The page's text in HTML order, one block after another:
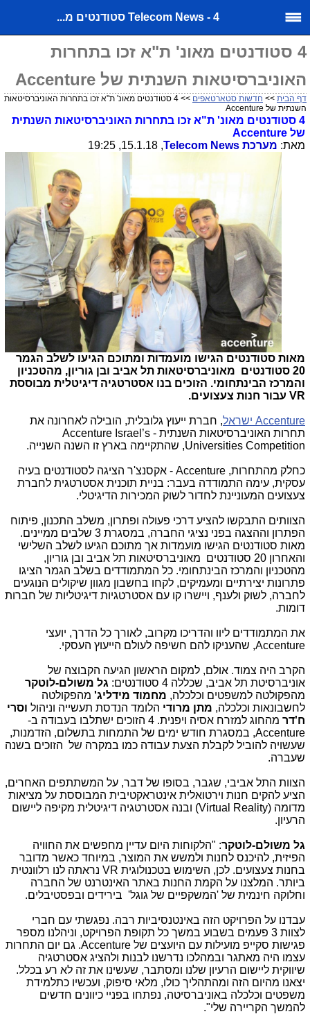
Telecom News - 4 סטודנטים מ...
4 סטודנטים מאונ' ת"א זכו בתחרות
האוניברסיטאות השנתית של Accenture
דף הבית >> חדשות סטארטאפים
>> 4 סטודנטים מאונ' ת"א זכו בתחרות האוניברסיטאות
השנתית של Accenture
4 סטודנטים מאונ' ת"א זכו בתחרות האוניברסיטאות השנתית
של Accenture
מאת: מערכת Telecom News
, 15.1.18, 19:25
מאות סטודנטים הגישו מועמדות ומתוכם הגיעו לשלב הגמר
20 סטודנטים מאוניברסיטאות תל אביב ובן גוריון, מהטכניון
והמרכז הבינתחומי. הזוכים בנו אסטרטגיה דיגיטלית מבוססת
VR עבור חנות צעצועים.
Accenture ישראל, חברת ייעוץ גלובלית, הובילה לאחרונה את
תחרות האוניברסיטאות השנתית - Accenture Israel’s
Universities Competition, שהתקיימה בארץ זו השנה השנייה.
כחלק מהתחרות, Accenture - אקסנצ'ר הציגה לסטודנטים בעיה
עסקית, עימה התמודדה בעבר: בניית תוכנית אסטרטגית לחברת
צעצועים המעוניינת לחדור לשוק המכירות הדיגיטלי.
הצוותים התבקשו להציע דרכי פעולה ופתרון, משלב התכנון, פיתוח
הפתרון וההצגה בפני נציגי החברה, במסגרת 3 שלבים ממיינים.
מאות סטודנטים הגישו מועמדות אך מתוכם הגיעו לשלב השלישי
והאחרון 20 סטודנטים מאוניברסיטאות תל אביב ובן גוריון,
מהטכניון והמרכז הבינתחומי. כל המתמודדים בשלב הגמר הציגו
פתרונות יצירתיים ומעמיקים, לקחו בחשבון מגוון שיקולים הנוגעים
לחברה, לשוק ולענף, ויישרו קו עם אסטרטגיות דיגיטליות של חברות
דומות.
את המתמודדים ליוו והדריכו מקרוב, לאורך כל הדרך, יועצי
Accenture, שהעניקו להם חשיפה לעולם הייעוץ העסקי.
הקרב היה צמוד. אולם, למקום הראשון הגיעה הקבוצה של
אוניברסיטת תל אביב, שכללה 4 סטודנטים:
גל משולם-לוטקר
מהפקולטה למשפטים וכלכלה, מחמוד מידליג' מהפקולטה
לחשבונאות וכלכלה, מתן מרודי הלומד הנדסת תעשייה וניהול וסרי
ח'דר מהחוג למזרח אסיה ויפנית. 4 הזוכים ישתלבו בעבודה ב-
Accenture, במסגרת חודש ימים של התמחות בתשלום, הזדמנות,
שעשויה להוביל לקבלת הצעת עבודה כמו במקרה של הזוכים בשנה
שעברה.
הצוות התל אביבי, שגבר, בסופו של דבר, על המשתתפים האחרים,
הציע להקים חנות וירטואלית אינטראקטיבית המבוססת על מציאות
מדומה (Virtual Reality) ובנה אסטרטגיה דיגיטלית מקיפה ליישום
הרעיון.
גל משולם-לוטקר: "הלקוחות היום עדיין מחפשים את החוויה
הפיזית, להיכנס לחנות ולמשש את המוצר, במיוחד כאשר מדובר
בחנות צעצועים. לכן, השימוש בטכנולוגית VR נראתה לנו רלוונטית
ביותר. המלצנו על הקמת החנות באתר האינטרנט של החברה
וחלוקה חינמית של 'המשקפיים של גוגל' בירידים ובפסטיבלים.
עבדנו על הפרויקט הזה באינטנסיביות רבה. נפגשתי עם חברי
לצוות 3 פעמים בשבוע במשך כל תקופת הפרויקט, וניהלנו מספר
פגישות סקייפ מועילות עם היועצים של Accenture. גם יום התחרות
עצמו היה מאתגר ובמהלכו נדרשנו לבנות ולהציג אסטרטגיה
שיווקית ליישום הרעיון שלנו ומסתבר, שעשינו את זה לא רע בכלל.
יצאנו מהיום הזה ומהתהליך כולו, מלאי סיפוק, ועכשיו כתלמידת
משפטים וכלכלה באוניברסיטה, נפתחו בפניי כיוונים חדשים
להמשך הקריירה שלי".